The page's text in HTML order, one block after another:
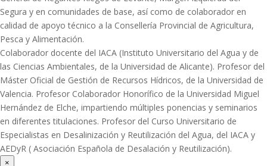
Segura y en comunidades de base, así como de colaborador en
calidad de apoyo técnico a la Consellería Provincial de Agricultura,
Pesca y Alimentación.
Colaborador docente del IACA (Instituto Universitario del Agua y de
las Ciencias Ambientales, de la Universidad de Alicante). Profesor del
Máster Oficial de Gestión de Recursos Hídricos, de la Universidad de
Valencia. Profesor Colaborador Honorífico de la Universidad Miguel
Hernández de Elche, impartiendo múltiples ponencias y seminarios
en diferentes titulaciones. Profesor del Curso Universitario de
Especialistas en Desalinización y Reutilización del Agua, del IACA y
AEDyR ( Asociación Española de Desalación y Reutilización).
×